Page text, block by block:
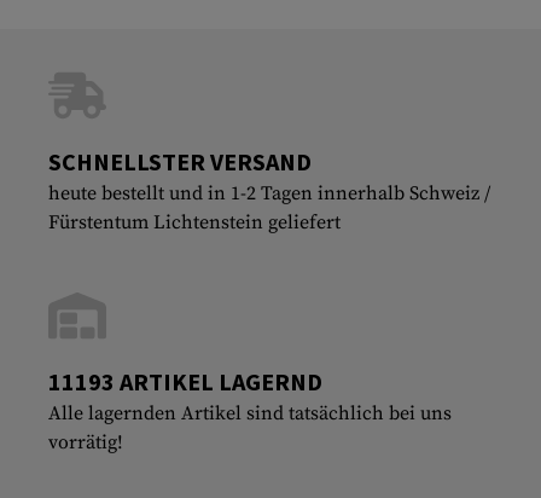
SCHNELLSTER VERSAND
heute bestellt und in 1-2 Tagen innerhalb Schweiz /
Fürstentum Lichtenstein geliefert
11193 ARTIKEL LAGERND
Alle lagernden Artikel sind tatsächlich bei uns
vorrätig!